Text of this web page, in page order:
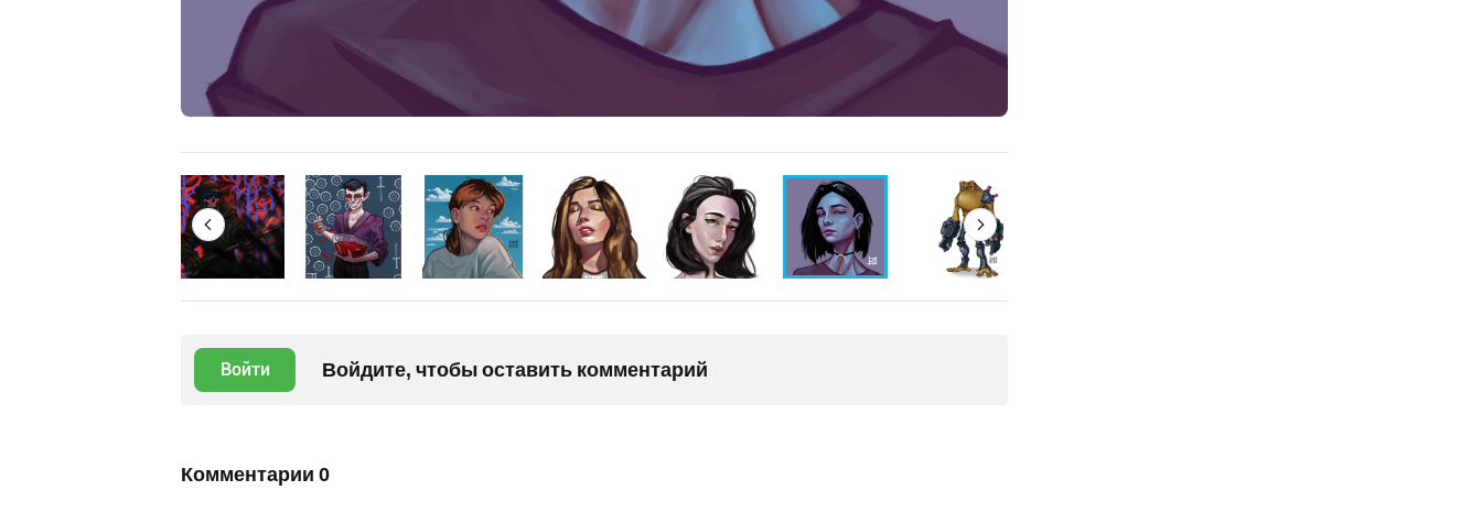
Войти Войдите, чтобы оставить комментарий
Комментарии 0